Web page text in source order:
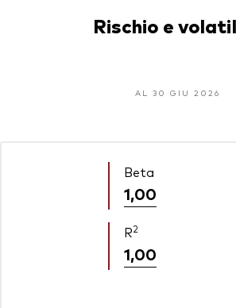
Rischio e
AL 30 GIU 2026
Beta
1,00
R2
1,00